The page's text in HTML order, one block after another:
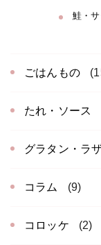
鮭・
ごはんもの
たれ・ソース
グラタン・ラ
コラム (9)
コロッケ (2)